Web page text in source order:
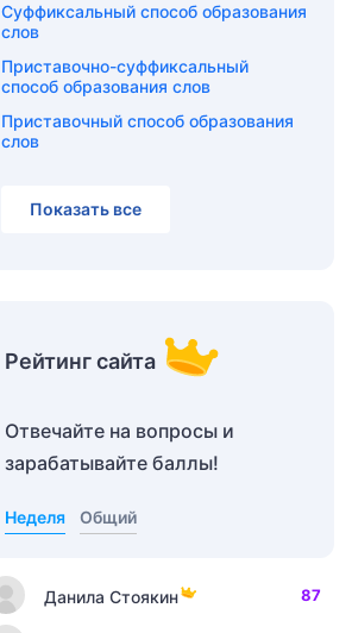
Суффиксальный способ образования
слов
Приставочно-суффиксальный
способ образования слов
Приставочный способ образования
слов
Показать все
Рейтинг сайта
Отвечайте на вопросы и
зарабатывайте баллы!
Неделя Общий
Данила Стоякин 87